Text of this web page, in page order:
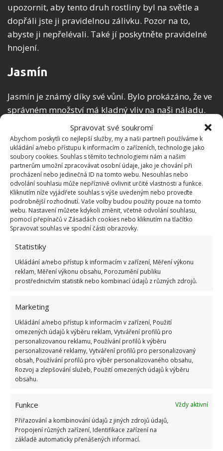
Spravovat své soukromí
Abychom poskytli co nejlepší služby, my a naši partneři používáme k
ukládání a/nebo přístupu k informacím o zařízeních, technologie jako
soubory cookies. Souhlas s těmito technologiemi nám a našim
partnerům umožní zpracovávat osobní údaje, jako je chování při
procházení nebo jedinečná ID na tomto webu. Nesouhlas nebo
odvolání souhlasu může nepříznivě ovlivnit určité vlastnosti a funkce.
Kliknutím níže vyjádřete souhlas s výše uvedeným nebo proveďte
podrobnější rozhodnutí. Vaše volby budou použity pouze na tomto
webu. Nastavení můžete kdykoli změnit, včetně odvolání souhlasu,
pomocí přepínačů v Zásadách cookies nebo kliknutím na tlačítko
Spravovat souhlas ve spodní části obrazovky.
Statistiky
Ukládání a/nebo přístup k informacím v zařízení, Měření výkonu
reklam, Měření výkonu obsahu, Porozumění publiku
prostřednictvím statistik nebo kombinací údajů z různých zdrojů.
Marketing
Ukládání a/nebo přístup k informacím v zařízení, Použití
omezených údajů k výběru reklam, Vytváření profilů pro
personalizovanou reklamu, Používání profilů k výběru
personalizované reklamy, Vytváření profilů pro personalizovaný
obsah, Používání profilů pro výběr personalizovaného obsahu,
Rozvoj a zlepšování služeb, Použití omezených údajů k výběru
obsahu.
Funkce
Vždy aktivní
Přiřazování a kombinování údajů z jiných zdrojů údajů,
Propojení různých zařízení, Identifikace zařízení na
základě automaticky přenášených informací.
upozornit, aby tento druh rostliny byl na světle a
dopřáli jste ji pravidelnou zálivku. Pozor na to,
abyste ji nepřelévali. Také jí poskytněte pravidelné
hnojení.
Jasmín
Jasmín je známý díky své vůní. Bylo prokázáno, že ve
správném množství má kladný vliv na naši náladu.
Ovšem jasmínu v místnosti nesmí být mnoho, jinak
vás bude bolet hlava. Vůně jasmínu dokáže
povzbudit a navodit dobrou náladu. Přes léto se
můžeme těšit z krásných bílých květů, které budou
naše oči těšit až do podzimu. Jasmín umístěte na
prosvětlené místo s teplotou do dvaceti stupňů.
Dopřejte rostlině dostatek pravidelné zálivky a také
kropení listů.
Fotografie: Freepik
Toulcovka
Překrásná rostlina s pozoruhodným květem dokáže
čistit místnost od špatných toxinů. Pozor, pokud